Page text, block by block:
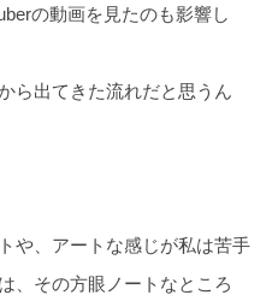
の動画を見たのも影響し
ら出てきた流れだと思うん
や、アートな感じが私は苦手
、その方眼ノートなところ